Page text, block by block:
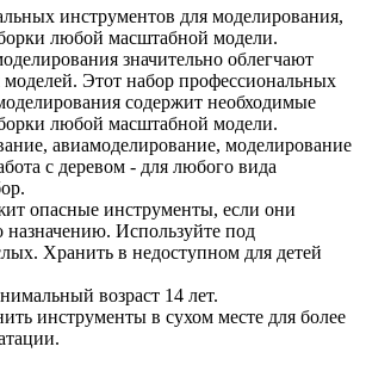
инструментов для моделирования,
любой масштабной модели.
значительно облегчают
Этот набор профессиональных
содержит необходимые
любой масштабной модели.
авиамоделирование, моделирование
с деревом - для любого вида
опасные инструменты, если они
назначению. Используйте под
Хранить в недоступном для детей
возраст 14 лет.
инструменты в сухом месте для более